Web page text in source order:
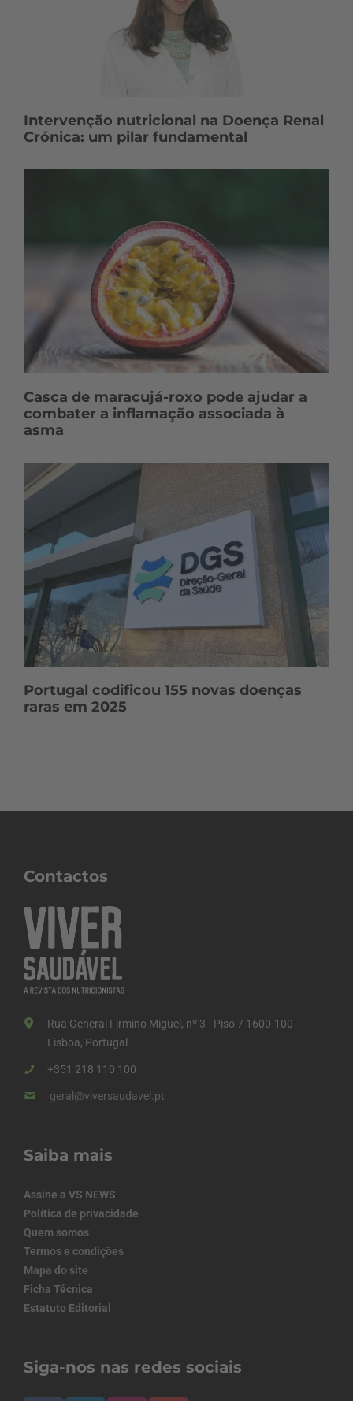
Intervenção nutricional na Doença Renal
Crónica: um pilar fundamental
Casca de maracujá-roxo pode ajudar a
combater a inflamação associada à
asma
Portugal codificou 155 novas doenças
raras em 2025
Contactos
Rua General Firmino Miguel, nº 3 - Piso 7 1600-100
Lisboa, Portugal
+351 218 110 100
geral@viversaudavel.pt
Saiba mais
Assine a VS NEWS
Política de privacidade
Quem somos
Termos e condições
Mapa do site
Ficha Técnica
Estatuto Editorial
Siga-nos nas redes sociais